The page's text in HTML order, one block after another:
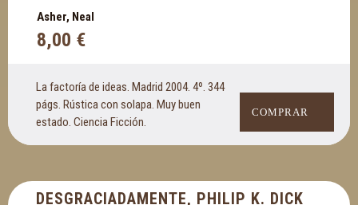
Asher, Neal
8,00 €
La factoría de ideas. Madrid 2004. 4º. 344
págs. Rústica con solapa. Muy buen
estado. Ciencia Ficción.
COMPRAR
DESGRACIADAMENTE, PHILIP K. DICK